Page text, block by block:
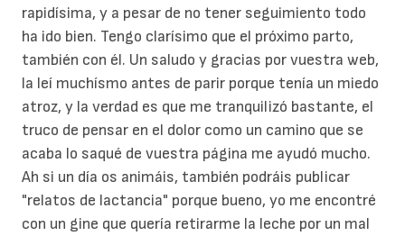
rapidísima, y a pesar de no tener seguimiento todo
ha ido bien. Tengo clarísimo que el próximo parto,
también con él. Un saludo y gracias por vuestra web,
la leí muchísmo antes de parir porque tenía un miedo
atroz, y la verdad es que me tranquilizó bastante, el
truco de pensar en el dolor como un camino que se
acaba lo saqué de vuestra página me ayudó mucho.
Ah si un día os animáis, también podráis publicar
"relatos de lactancia" porque bueno, yo me encontré
con un gine que quería retirarme la leche por un mal